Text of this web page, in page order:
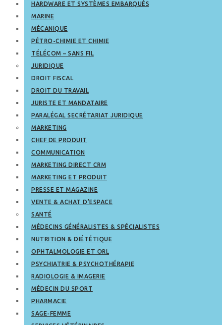
HARDWARE ET SYSTÈMES EMBARQUÉS
MARINE
MÉCANIQUE
PÉTRO-CHIMIE ET CHIMIE
TÉLÉCOM – SANS FIL
JURIDIQUE
DROIT FISCAL
DROIT DU TRAVAIL
JURISTE ET MANDATAIRE
PARALÉGAL SECRÉTARIAT JURIDIQUE
MARKETING
CHEF DE PRODUIT
COMMUNICATION
MARKETING DIRECT CRM
MARKETING ET PRODUIT
PRESSE ET MAGAZINE
VENTE & ACHAT D’ESPACE
SANTÉ
MÉDECINS GÉNÉRALISTES & SPÉCIALISTES
NUTRITION & DIÉTÉTIQUE
OPHTALMOLOGIE ET ORL
PSYCHIATRIE & PSYCHOTHÉRAPIE
RADIOLOGIE & IMAGERIE
MÉDECIN DU SPORT
PHARMACIE
SAGE-FEMME